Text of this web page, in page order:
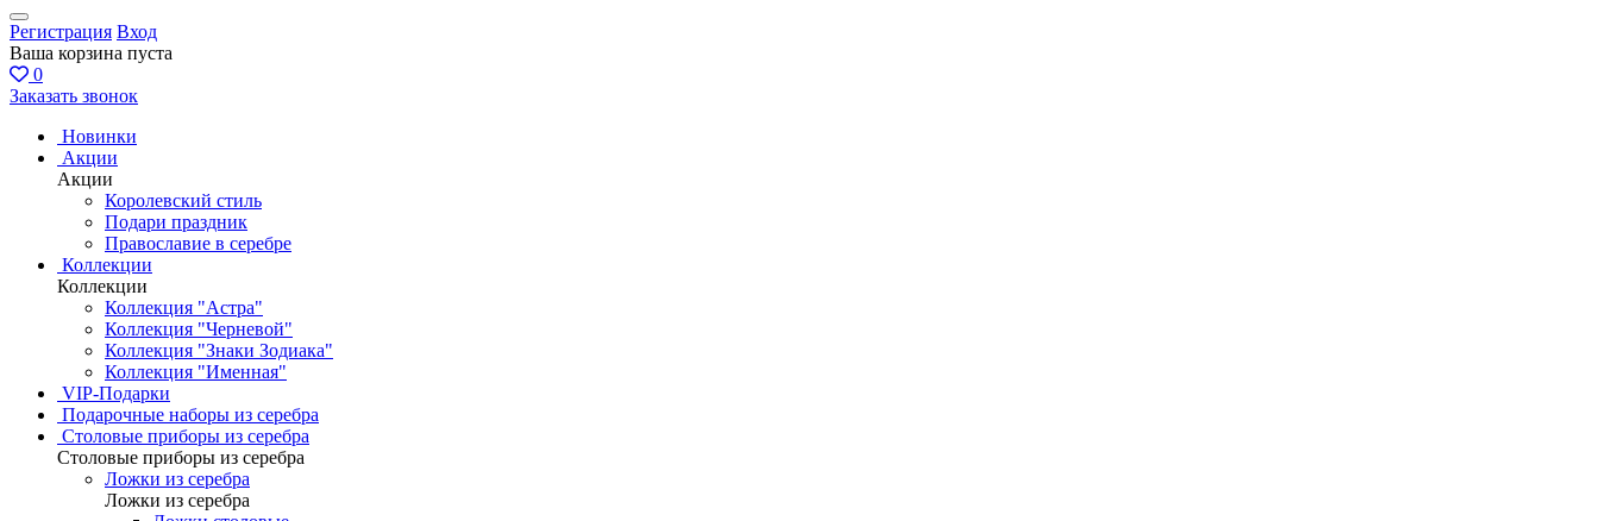
Регистрация Вход
Ваша корзина пуста
0
Заказать звонок
Новинки
Акции
Акции
Королевский стиль
Подари праздник
Православие в серебре
Коллекции
Коллекции
Коллекция "Астра"
Коллекция "Черневой"
Коллекция "Знаки Зодиака"
Коллекция "Именная"
VIP-Подарки
Подарочные наборы из серебра
Столовые приборы из серебра
Столовые приборы из серебра
Ложки из серебра
Ложки из серебра